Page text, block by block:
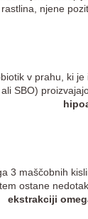
njene
v prahu, ki
SBO)
3 maščobnih
ostane
ekstrakciji